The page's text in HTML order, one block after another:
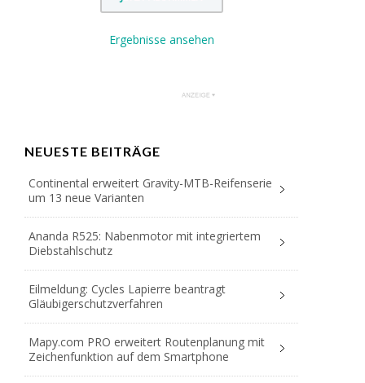
Ergebnisse ansehen
NEUESTE BEITRÄGE
Continental erweitert Gravity-MTB-Reifenserie
um 13 neue Varianten
Ananda R525: Nabenmotor mit integriertem
Diebstahlschutz
Eilmeldung: Cycles Lapierre beantragt
Gläubigerschutzverfahren
Mapy.com PRO erweitert Routenplanung mit
Zeichenfunktion auf dem Smartphone